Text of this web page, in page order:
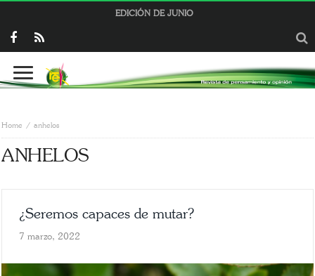
EDICIÓN DE JUNIO
Home anhelos
ANHELOS
¿Seremos capaces de mutar?
7 marzo, 2022